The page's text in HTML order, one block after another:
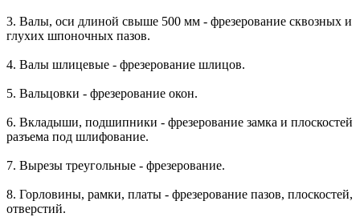
3. Валы, оси длиной свыше 500 мм - фрезерование сквозных и
глухих шпоночных пазов.
4. Валы шлицевые - фрезерование шлицов.
5. Вальцовки - фрезерование окон.
6. Вкладыши, подшипники - фрезерование замка и плоскостей
разъема под шлифование.
7. Вырезы треугольные - фрезерование.
8. Горловины, рамки, платы - фрезерование пазов, плоскостей,
отверстий.